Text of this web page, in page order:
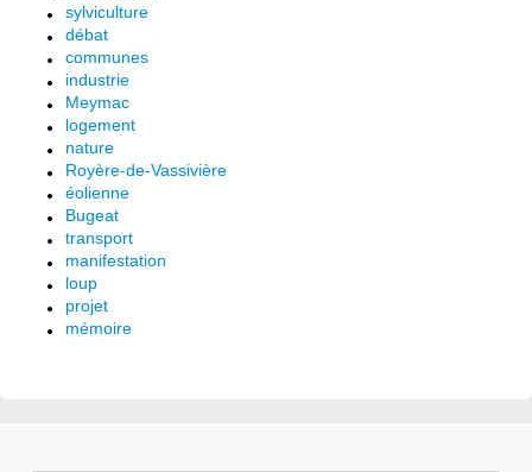
sylviculture
débat
communes
industrie
Meymac
logement
nature
Royère-de-Vassivière
éolienne
Bugeat
transport
manifestation
loup
projet
mémoire